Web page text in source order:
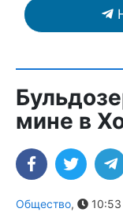
мине в
Общество, 10:53